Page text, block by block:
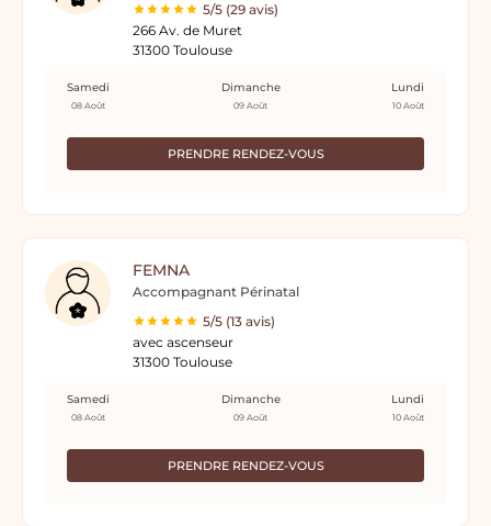
5/5 (29 avis)
266 Av. de Muret
31300 Toulouse
PRENDRE RENDEZ-VOUS
Samedi
08 Août
Dimanche
09 Août
Lundi
10 Août
FEMNA
Accompagnant Périnatal
5/5 (13 avis)
avec ascenseur
31300 Toulouse
PRENDRE RENDEZ-VOUS
Samedi
08 Août
Dimanche
09 Août
Lundi
10 Août